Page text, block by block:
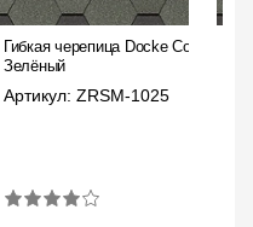
Гибкая черепица Docke Сота
Зелёный
Артикул: ZRSM-1025